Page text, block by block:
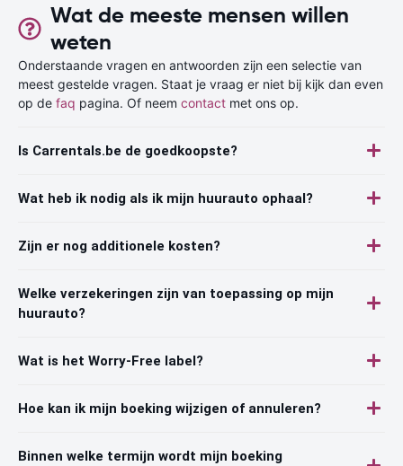
Wat de meeste mensen willen
weten
Onderstaande vragen en antwoorden zijn een selectie van
meest gestelde vragen. Staat je vraag er niet bij kijk dan even
op de faq pagina. Of neem contact met ons op.
Is Carrentals.be de goedkoopste?
Wat heb ik nodig als ik mijn huurauto ophaal?
Zijn er nog additionele kosten?
Welke verzekeringen zijn van toepassing op mijn
huurauto?
Wat is het Worry-Free label?
Hoe kan ik mijn boeking wijzigen of annuleren?
Binnen welke termijn wordt mijn boeking